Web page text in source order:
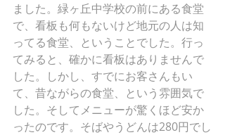
ました。緑ヶ丘中学校の前にある食堂
で、看板も何もないけど地元の人は知
ってる食堂、ということでした。行っ
てみると、確かに看板はありませんで
した。しかし、すでにお客さんもい
て、昔ながらの食堂、という雰囲気で
した。そしてメニューが驚くほど安か
ったのです。そばやうどんは280円でし